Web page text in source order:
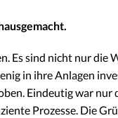
Es sind nicht nur die
in ihre Anlagen
Eindeutig war nur
Prozesse. Die